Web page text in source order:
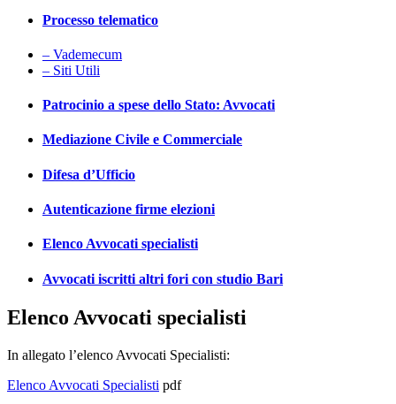
Processo telematico
– Vademecum
– Siti Utili
Patrocinio a spese dello Stato: Avvocati
Mediazione Civile e Commerciale
Difesa d’Ufficio
Autenticazione firme elezioni
Elenco Avvocati specialisti
Avvocati iscritti altri fori con studio Bari
Elenco Avvocati specialisti
In allegato l’elenco Avvocati Specialisti:
Elenco Avvocati Specialisti pdf